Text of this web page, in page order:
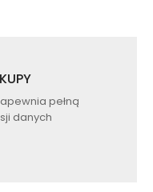
pełną
danych